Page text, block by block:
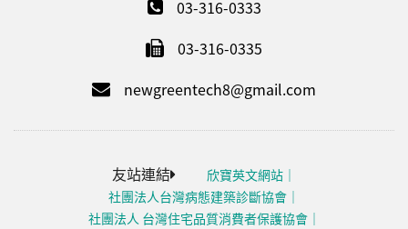
03-316-0333
03-316-0335
newgreentech8@gmail.com
友站連結
欣寶英文網站
社團法人台灣病態建築診斷協會
社團法人 台灣住宅品質消費者保護協會